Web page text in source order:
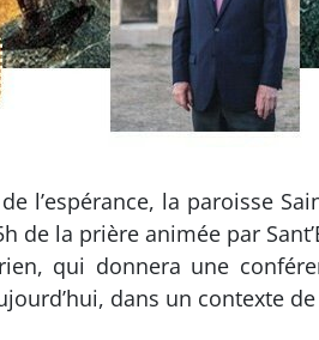
l’espérance, la paroisse
de la prière animée par
qui donnera une
dans un contexte de